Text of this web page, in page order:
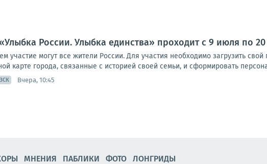
России. Улыбка единства» проходит с 9 июля по 20
участие могут все жители России. Для участия необходимо загрузить
карте города, связанные с историей своей семьи, и сформировать
Вчера, 10:45
МНЕНИЯ ПАБЛИКИ ФОТО ЛОНГРИДЫ